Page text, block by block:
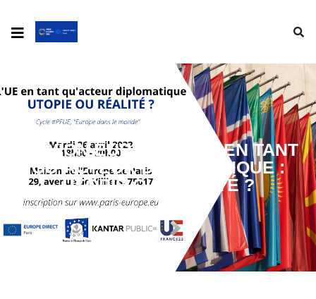
L’UNION EUROPÉENNE EN TANT
QU’ACTEUR DIPLOMATIQUE :
UTOPIE OU RÉALITÉ ?